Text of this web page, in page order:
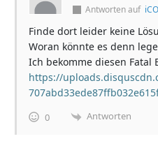
Antworten auf
Finde dort leider keine
Woran könnte es denn
Ich bekomme diesen Fatal
https://
0 Antworten